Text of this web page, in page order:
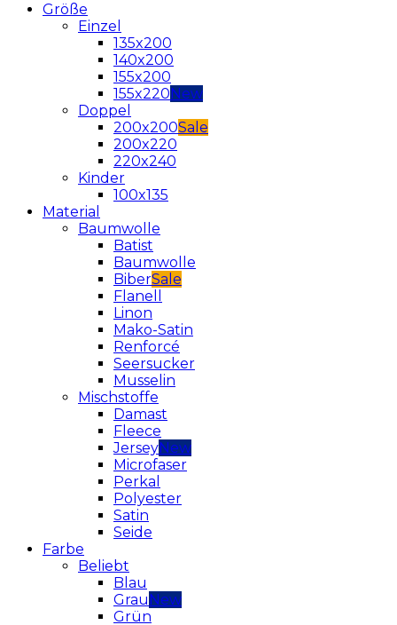
Größe
Einzel
135x200
140x200
155x200
155x220
Doppel
200x200
200x220
220x240
Kinder
100x135
Material
Baumwolle
Batist
Baumwolle
Biber
Flanell
Linon
Mako-Satin
Renforcé
Seersucker
Musselin
Mischstoffe
Damast
Fleece
Jersey
Microfaser
Perkal
Polyester
Satin
Seide
Farbe
Beliebt
Blau
Grau
Grün